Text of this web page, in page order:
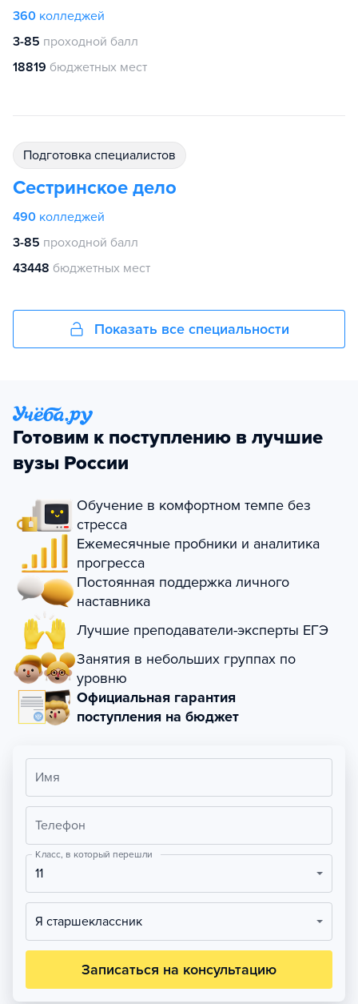
360 колледжей
3-85 проходной балл
18819 бюджетных мест
подготовка специалистов
Сестринское дело
490 колледжей
3-85 проходной балл
43448 бюджетных мест
Показать все специальности
Готовим к поступлению в лучшие
вузы России
Обучение в комфортном темпе без
стресса
Ежемесячные пробники и аналитика
прогресса
Постоянная поддержка личного
наставника
Лучшие преподаватели-эксперты ЕГЭ
Занятия в небольших группах по
уровню
Официальная гарантия
поступления на бюджет
Имя
Телефон
Класс, в который перешли
11
Я старшеклассник
Записаться на консультацию